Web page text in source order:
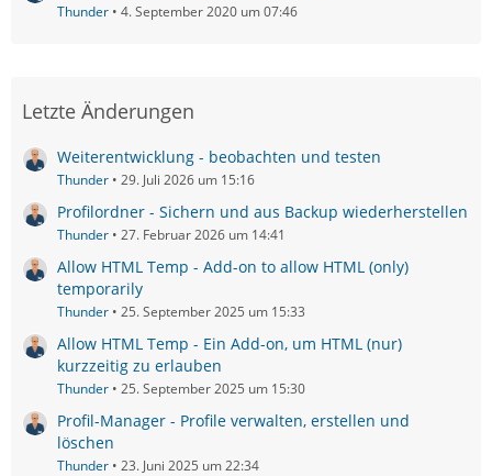
Thunder 4. September 2020 um 07:46
Letzte Änderungen
Weiterentwicklung - beobachten und testen
Thunder 29. Juli 2026 um 15:16
Profilordner - Sichern und aus Backup wiederherstellen
Thunder 27. Februar 2026 um 14:41
Allow HTML Temp - Add-on to allow HTML (only)
temporarily
Thunder 25. September 2025 um 15:33
Allow HTML Temp - Ein Add-on, um HTML (nur)
kurzzeitig zu erlauben
Thunder 25. September 2025 um 15:30
Profil-Manager - Profile verwalten, erstellen und
löschen
Thunder 23. Juni 2025 um 22:34